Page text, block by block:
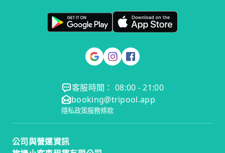
客服時間： 08:00 - 21:00
booking@tripool.app
隱私政策服務條款
公司與營運資訊